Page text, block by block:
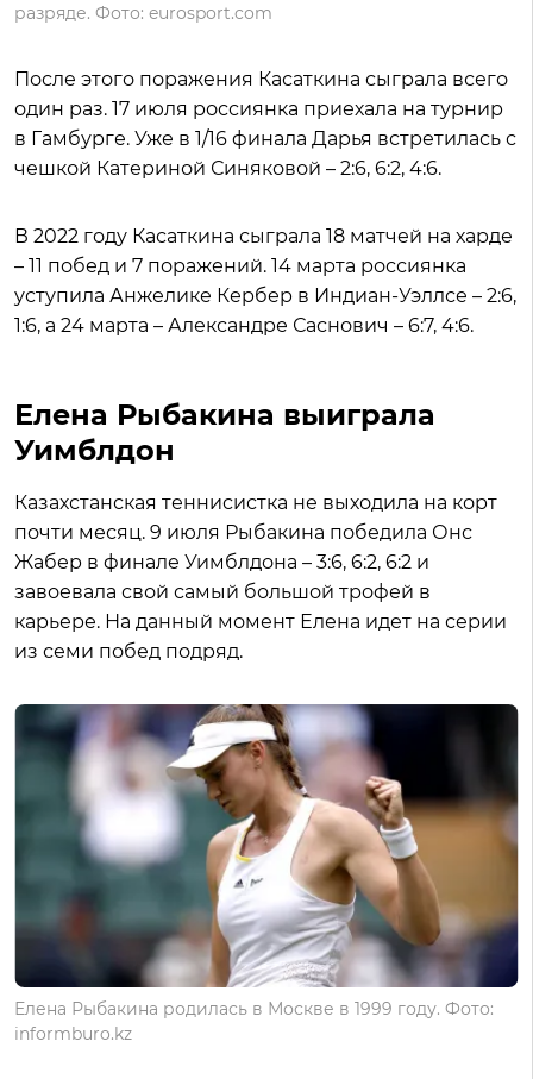
разряде. Фото: eurosport.com
После этого поражения Касаткина сыграла всего
один раз. 17 июля россиянка приехала на турнир
в Гамбурге. Уже в 1/16 финала Дарья встретилась с
чешкой Катериной Синяковой – 2:6, 6:2, 4:6.
В 2022 году Касаткина сыграла 18 матчей на харде
– 11 побед и 7 поражений. 14 марта россиянка
уступила Анжелике Кербер в Индиан-Уэллсе – 2:6,
1:6, а 24 марта – Александре Саснович – 6:7, 4:6.
Елена Рыбакина выиграла
Уимблдон
Казахстанская теннисистка не выходила на корт
почти месяц. 9 июля Рыбакина победила Онс
Жабер в финале Уимблдона – 3:6, 6:2, 6:2 и
завоевала свой самый большой трофей в
карьере. На данный момент Елена идет на серии
из семи побед подряд.
Елена Рыбакина родилась в Москве в 1999 году. Фото:
informburo.kz